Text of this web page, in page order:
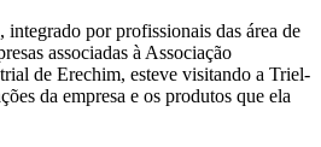
por profissionais das área de
associadas à Associação
de Erechim, esteve visitando a Triel-
da empresa e os produtos que ela